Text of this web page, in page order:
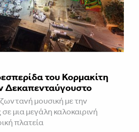
του Κορμακίτη
Δεκαπενταύγουστο
μουσική με την
μια μεγάλη καλοκαιρινή
πλατεία